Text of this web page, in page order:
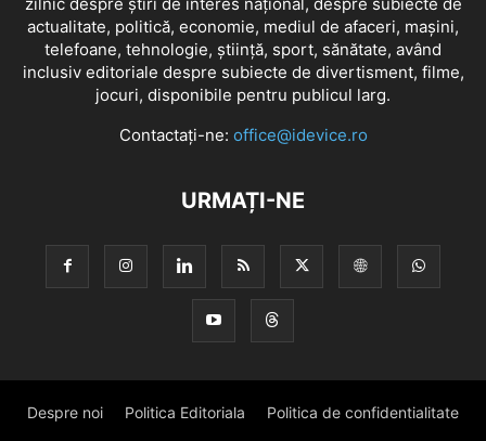
zilnic despre știri de interes național, despre subiecte de
actualitate, politică, economie, mediul de afaceri, mașini,
telefoane, tehnologie, știință, sport, sănătate, având
inclusiv editoriale despre subiecte de divertisment, filme,
jocuri, disponibile pentru publicul larg.
Contactați-ne: office@idevice.ro
URMAȚI-NE
Despre noi Politica Editoriala Politica de confidentialitate